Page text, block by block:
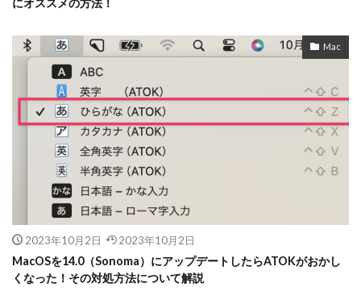
にオススメの方法！
Mac
2023年10月2日 2023年10月2日
MacOSを14.0（Sonoma）にアップデートしたらATOKがおかし
くなった！その対処方法について解説